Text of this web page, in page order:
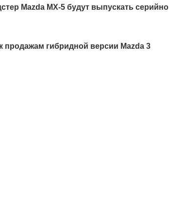
Mazda MX-5 будут выпускать серийно
продажам гибридной версии Mazda 3